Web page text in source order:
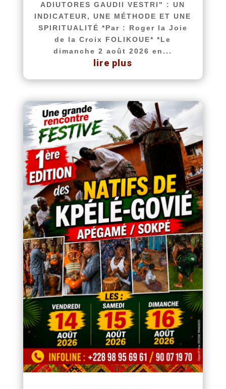
ADIUTORES GAUDII VESTRI" : UN
INDICATEUR, UNE MÉTHODE ET UNE
SPIRITUALITÉ *Par : Roger la Joie
de la Croix FOLIKOUE* *Le
dimanche 2 août 2026 en...
lire plus